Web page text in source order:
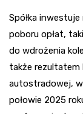
Spółka
poboru opłat,
do wdrożenia
także
autostradowej,
połowie 2025